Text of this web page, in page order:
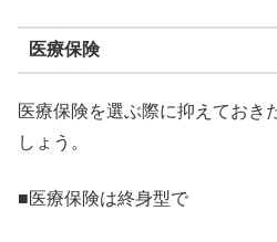
医療保険
医療保険を選ぶ際に抑えておき
しょう。
■医療保険は終身型で